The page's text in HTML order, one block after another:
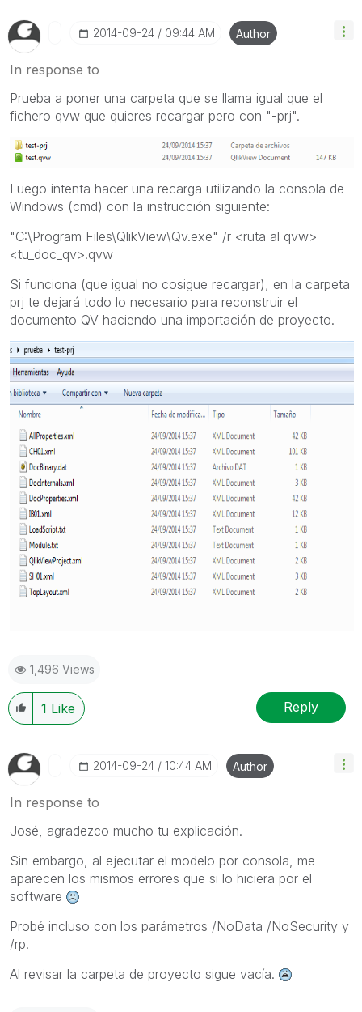
‎2014-09-24 09:44 AM Author
In response to
Prueba a poner una carpeta que se llama igual que el
fichero qvw que quieres recargar pero con "-prj".
Luego intenta hacer una recarga utilizando la consola de
Windows (cmd) con la instrucción siguiente:
"C:\Program Files\QlikView\Qv.exe" /r <ruta al qvw>
<tu_doc_qv>.qvw
Si funciona (que igual no cosigue recargar), en la carpeta
prj te dejará todo lo necesario para reconstruir el
documento QV haciendo una importación de proyecto.
1,496 Views
1 Like Reply
‎2014-09-24 10:44 AM Author
In response to
José, agradezco mucho tu explicación.
Sin embargo, al ejecutar el modelo por consola, me
aparecen los mismos errores que si lo hiciera por el
software
Probé incluso con los parámetros /NoData /NoSecurity y
/rp.
Al revisar la carpeta de proyecto sigue vacía.